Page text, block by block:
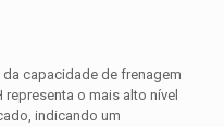
capacidade de frenagem
o mais alto nível
indicando um